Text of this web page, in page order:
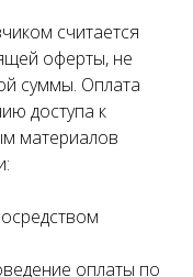
считается
оферты, не
суммы. Оплата
доступа к
материалов
оплаты по